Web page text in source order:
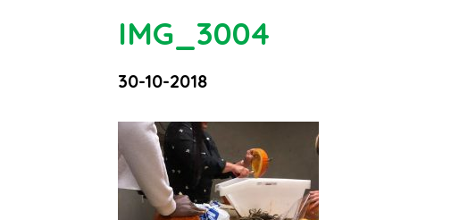
IMG_3004
30-10-2018